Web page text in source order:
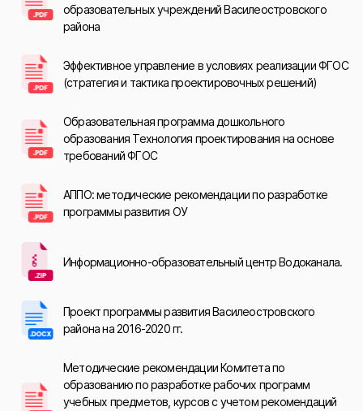
образовательных учреждений Василеостровского
района
Эффективное управление в условиях реализации ФГОС
(стратегия и тактика проектировочных решений)
Образовательная программа дошкольного
образования Технология проектирования на основе
требований ФГОС
АППО: методические рекомендации по разработке
программы развития ОУ
Информационно-образовательный центр Водоканала.
Проект программы развития Василеостровского
района на 2016-2020 гг.
Методические рекомендации Комитета по
образованию по разработке рабочих программ
учебных предметов, курсов с учетом рекомендаций